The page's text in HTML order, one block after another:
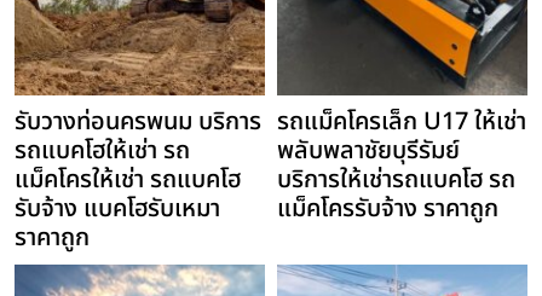
รับวางท่อนครพนม บริการ
รถแบคโฮให้เช่า รถ
แม็คโครให้เช่า รถแบคโฮ
รับจ้าง แบคโฮรับเหมา
ราคาถูก
รถแม็คโครเล็ก U17 ให้เช่า
พลับพลาชัยบุรีรัมย์
บริการให้เช่ารถแบคโฮ รถ
แม็คโครรับจ้าง ราคาถูก